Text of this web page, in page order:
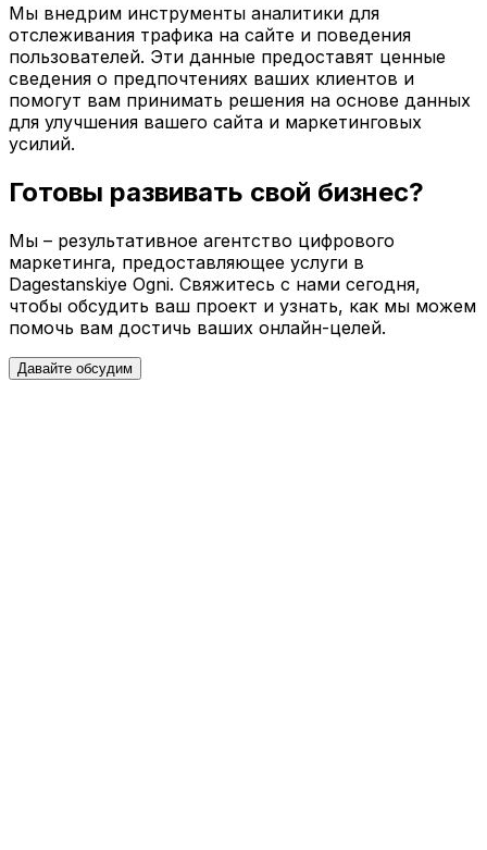
Мы внедрим инструменты аналитики для
отслеживания трафика на сайте и поведения
пользователей. Эти данные предоставят ценные
сведения о предпочтениях ваших клиентов и
помогут вам принимать решения на основе данных
для улучшения вашего сайта и маркетинговых
усилий.
Готовы развивать свой бизнес?
Мы – результативное агентство цифрового
маркетинга, предоставляющее услуги в
Dagestanskiye Ogni. Свяжитесь с нами сегодня,
чтобы обсудить ваш проект и узнать, как мы можем
помочь вам достичь ваших онлайн-целей.
Давайте обсудим